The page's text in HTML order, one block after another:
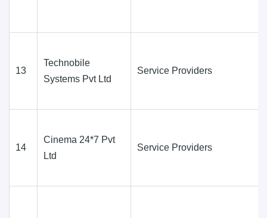
13
Technobile
Systems Pvt Ltd
Service Providers
14
Cinema 24*7 Pvt
Ltd
Service Providers